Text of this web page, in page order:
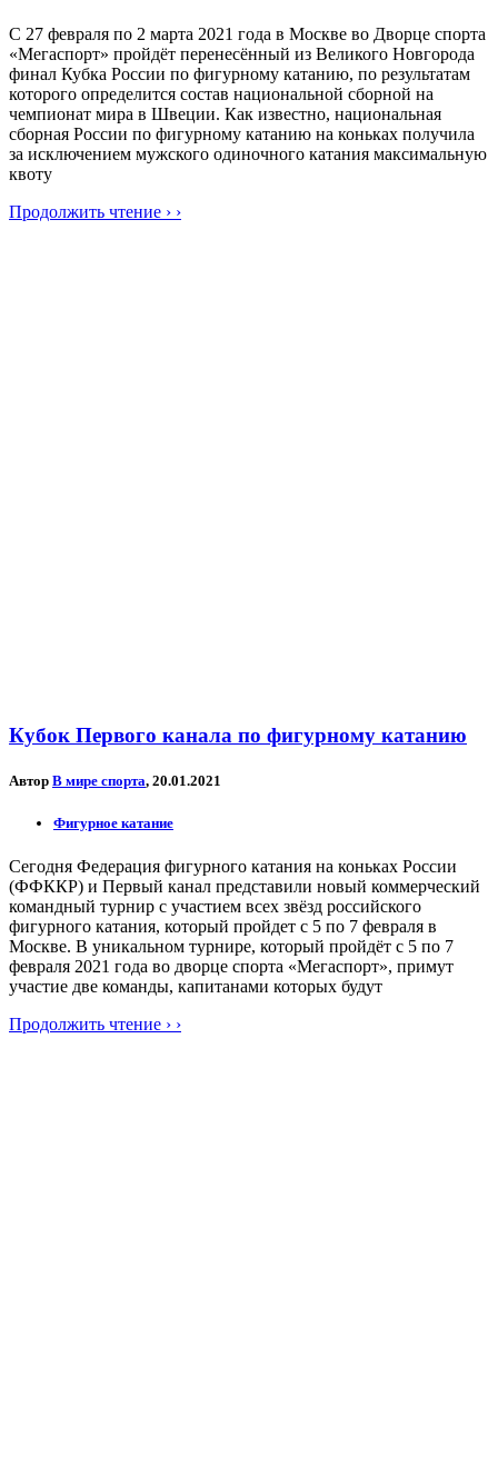
С 27 февраля по 2 марта 2021 года в Москве во Дворце спорта
«Мегаспорт» пройдёт перенесённый из Великого Новгорода
финал Кубка России по фигурному катанию, по результатам
которого определится состав национальной сборной на
чемпионат мира в Швеции. Как известно, национальная
сборная России по фигурному катанию на коньках получила
за исключением мужского одиночного катания максимальную
квоту
Продолжить чтение › ›
Кубок Первого канала по фигурному катанию
Автор В мире спорта, 20.01.2021
Фигурное катание
Сегодня Федерация фигурного катания на коньках России
(ФФККР) и Первый канал представили новый коммерческий
командный турнир с участием всех звёзд российского
фигурного катания, который пройдет с 5 по 7 февраля в
Москве. В уникальном турнире, который пройдёт с 5 по 7
февраля 2021 года во дворце спорта «Мегаспорт», примут
участие две команды, капитанами которых будут
Продолжить чтение › ›